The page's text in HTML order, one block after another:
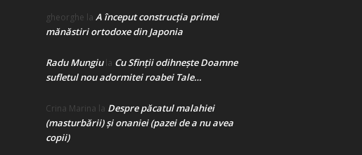
gheorghe la A început construcţia primei
mănăstiri ortodoxe din Japonia
Radu Mungiula Cu Sfinții odihnește Doamne
sufletul nou adormitei roabei Tale…
Crina Marina la Despre păcatul malahiei
(masturbării) şi onaniei (pazei de a nu avea
copii)